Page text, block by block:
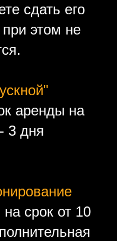
сдать его
этом не
аренды на
3 дня
срок от 10